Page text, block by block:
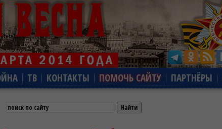
ТВ КОНТАКТЫ ПОМОЧЬ САЙТУ ПАРТНЁРЫ